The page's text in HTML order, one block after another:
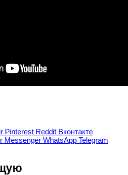
Pinterest Reddit Вконтакте
Messenger WhatsApp Telegram